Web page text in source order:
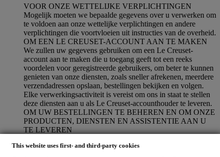
This website uses first- and third-party cookies
VOOR ONZE WETTELIJKE VERPLICHTINGEN
Mogelijk moeten we bepaalde gegevens over u verwerken om
te voldoen aan onze wettelijke verplichtingen en andere
verplichtingen die voortvloeien uit instructies van de overheid.
OM EEN LE CREUSET-ACCOUNT AAN TE MAKEN
We zullen uw gegevens gebruiken om een Le Creuset-
account aan te maken die u toegang geeft tot een reeks
voordelen voor geregistreerde gebruikers, om beter te kunnen
genieten van onze diensten, zoals sneller afrekenen, meerdere
verzendadressen opslaan, bestellingen bekijken en volgen.
Elke verwerkingsactiviteit is vereist om ons in staat te stellen
deze diensten aan u als Le Creuset-accounthouder te leveren.
OM UW BESTELLINGEN TE BEHEREN EN OM ONZE
PRODUCTEN, DIENSTEN EN ASSISTENTIE AAN U
TE LEVEREN
relatie met u, uw aankoop van producten op de Website, uw